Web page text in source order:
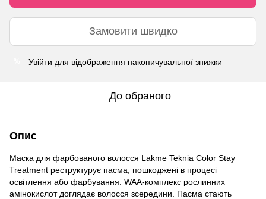
Замовити швидко
Увійти для відображення накопичувальної знижки
До обраного
Опис
Маска для фарбованого волосся Lakme Teknia Color Stay
Treatment реструктурує пасма, пошкоджені в процесі
освітлення або фарбування. WAA-комплекс рослинних
амінокислот доглядає волосся зсередини. Пасма стають